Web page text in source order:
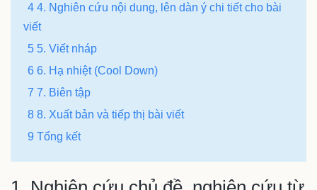
4 4. Nghiên cứu nội dung, lên dàn ý chi tiết cho bài
viết
5 5. Viết nháp
6 6. Hạ nhiệt (Cool Down)
7 7. Biên tập
8 8. Xuất bản và tiếp thị bài viết
9 Tổng kết